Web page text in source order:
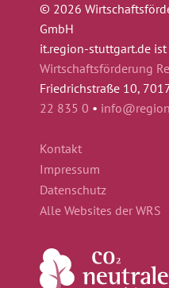
© 2026
GmbH
it.region-stuttgart.de
Wirtschaftsförderung
Friedrichstraße 10,
22 835 0 •
Kontakt
Impressum
Datenschutz
Alle Websites der WRS